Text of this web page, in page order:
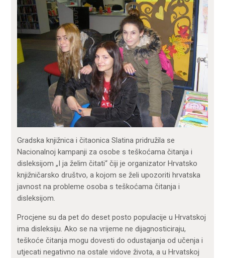
Gradska knjižnica i čitaonica Slatina pridružila se
Nacionalnoj kampanji za osobe s teškoćama čitanja i
disleksijom „I ja želim čitati“ čiji je organizator Hrvatsko
knjižničarsko društvo, a kojom se želi upozoriti hrvatska
javnost na probleme osoba s teškoćama čitanja i
disleksijom.
Procjene su da pet do deset posto populacije u Hrvatskoj
ima disleksiju. Ako se na vrijeme ne dijagnosticiraju,
teškoće čitanja mogu dovesti do odustajanja od učenja i
utjecati negativno na ostale vidove života, a u Hrvatskoj